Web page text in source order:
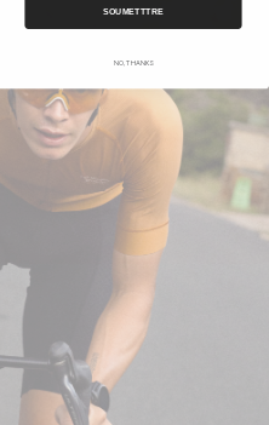
SOUMETTTRE
NO, THANKS